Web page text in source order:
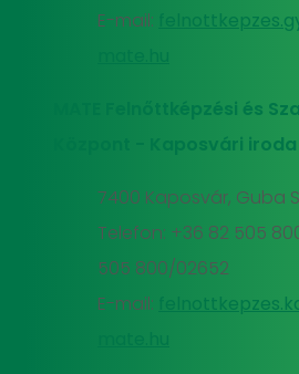
E-mail:
MATE Felnőttképzési és
Központ - Kaposvári iroda
7400 Kaposvár, Guba
Telefon: +36 82 505
505 800/02652
E-mail: